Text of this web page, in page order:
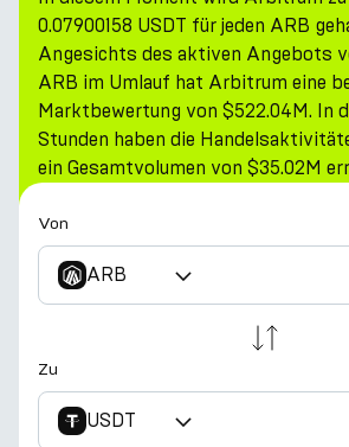
Unternehmen
0.07900158 USDT für jeden ARB
Angesichts des aktiven Angebots
ARB im Umlauf hat Arbitrum eine
Marktbewertung von $522.04M. In
Stunden haben die
ein Gesamtvolumen von $35.02M
Von
ARB
Zu
USDT